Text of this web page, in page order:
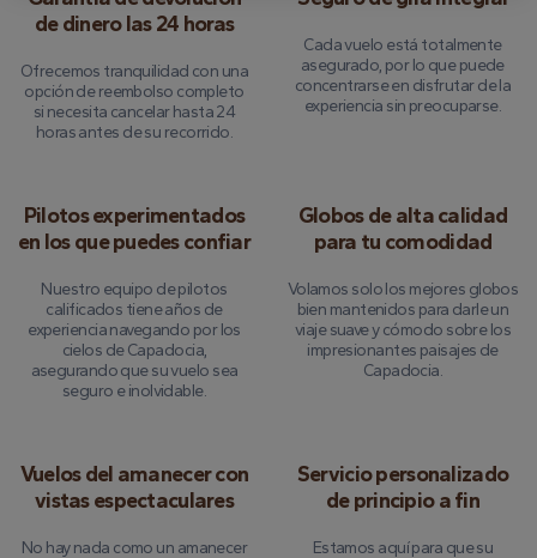
de dinero las 24 horas
Ofrecemos tranquilidad con una
opción de reembolso completo
si necesita cancelar hasta 24
horas antes de su recorrido.
Cada vuelo está totalmente
asegurado, por lo que puede
concentrarse en disfrutar de la
experiencia sin preocuparse.
Pilotos experimentados
en los que puedes confiar
Nuestro equipo de pilotos
calificados tiene años de
experiencia navegando por los
cielos de Capadocia,
asegurando que su vuelo sea
seguro e inolvidable.
Globos de alta calidad
para tu comodidad
Volamos solo los mejores globos
bien mantenidos para darle un
viaje suave y cómodo sobre los
impresionantes paisajes de
Capadocia.
Vuelos del amanecer con
vistas espectaculares
No hay nada como un amanecer
Servicio personalizado
de principio a fin
Estamos aquí para que su